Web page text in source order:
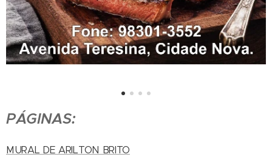
PÁGINAS:
MURAL DE ARILTON BRITO